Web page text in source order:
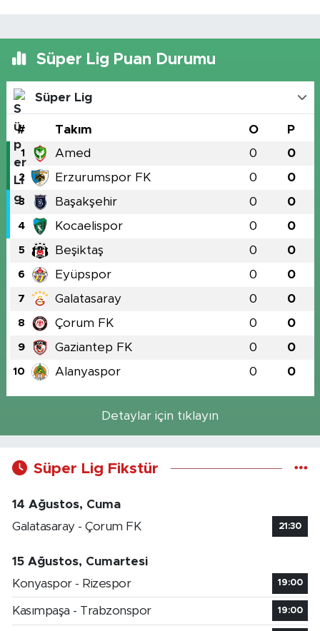
Süper Lig Puan Durumu
Süper Lig
# Takım O P
1 Amed 0 0
2 Erzurumspor FK 0 0
3 Başakşehir 0 0
4 Kocaelispor 0 0
5 Beşiktaş 0 0
6 Eyüpspor 0 0
7 Galatasaray 0 0
8 Çorum FK 0 0
9 Gaziantep FK 0 0
10 Alanyaspor 0 0
Detaylar için tıklayın
Süper Lig Fikstür
14 Ağustos, Cuma
Galatasaray - Çorum FK
21:30
15 Ağustos, Cumartesi
Konyaspor - Rizespor
19:00
Kasımpaşa - Trabzonspor 19:00